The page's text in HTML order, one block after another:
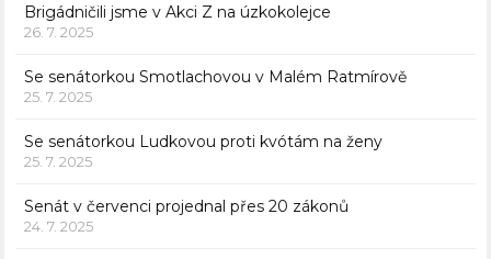
Brigádničili jsme v Akci Z na úzkokolejce
26. 7. 2025
Se senátorkou Smotlachovou v Malém Ratmírově
25. 7. 2025
Se senátorkou Ludkovou proti kvótám na ženy
25. 7. 2025
Senát v červenci projednal přes 20 zákonů
24. 7. 2025